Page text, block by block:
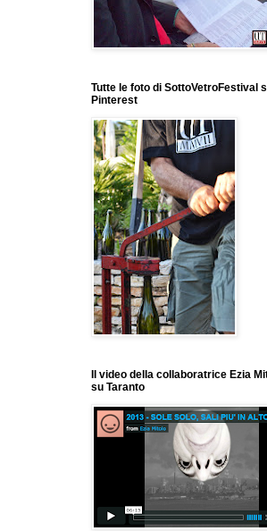
Tutte le foto di SottoVetroFestival
Pinterest
Il video della collaboratrice Ezia
su Taranto